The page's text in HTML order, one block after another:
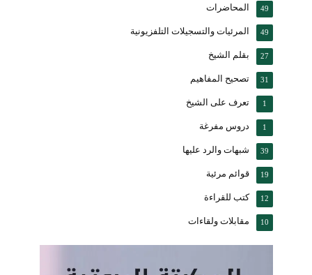
المحاضرات 49
المرئيات والتسجيلات التلفزيونية 49
بقلم الشيخ 27
تصحيح المفاهيم 31
تعرف على الشيخ 1
دروس مفرغة 1
شبهات والرد عليها 39
قوائم مرئية 19
كتب للقراءة 12
مقابلات ولقاءات 10